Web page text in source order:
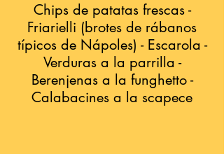
Chips de patatas frescas -
Friarielli (brotes de rábanos
típicos de Nápoles) - Escarola -
Verduras a la parrilla -
Berenjenas a la funghetto -
Calabacines a la scapece